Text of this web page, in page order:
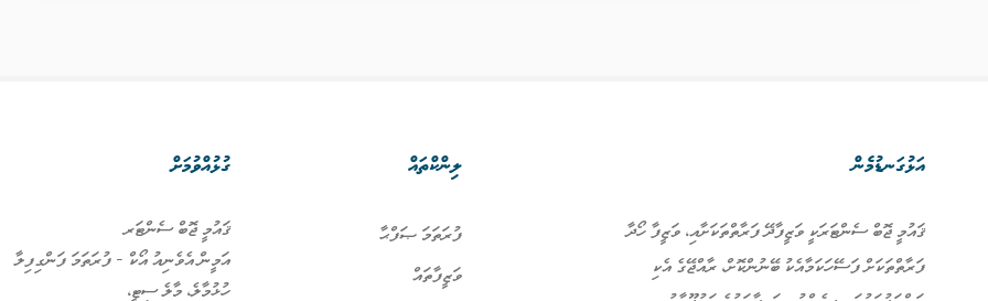
އަޅުގަނޑުމެން
ޤައުމީ ޖޮބް ސެންޓަރަކީ ވަޒީފާދޭ ފަރާތްތަކަށާއި، ވަޒީފާ ހޯދާ
ފަރާތްތަކަށް ފަސޭހަކަމާއެކު ބޭނުންކޮށް، ރާއްޖޭގެ އެކި
ލިންކްތައް
ފުރަތަމަ ޞަފްޙާ
ވަޒީފާތައް
ގުޅުއްވުމަށް
ޤައުމީ ޖޮބް ސެންޓަރ
އަމީން އެވެނިއު އޯކް - ފުރަތަމަ ފަންގިފިލާ
ހުޅުމާލެ، މާލެ ސިޓީ،